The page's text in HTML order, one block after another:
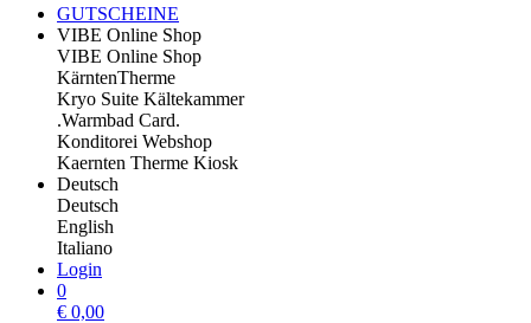
GUTSCHEINE
VIBE Online Shop
VIBE Online Shop
KärntenTherme
Kryo Suite Kältekammer
.Warmbad Card.
Konditorei Webshop
Kaernten Therme Kiosk
Deutsch
Deutsch
English
Italiano
Login
0
€ 0,00